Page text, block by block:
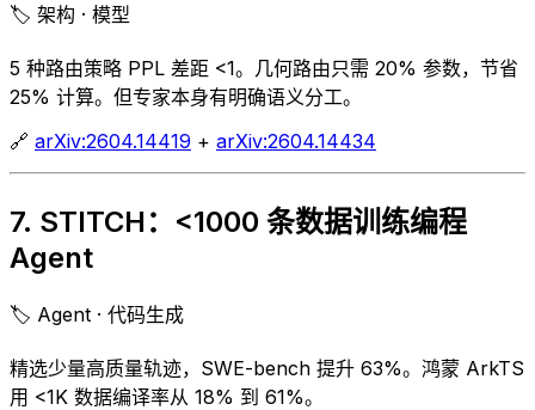
🏷️ 架构 · 模型
5 种路由策略 PPL 差距 <1。几何路由只需 20% 参数，节省
25% 计算。但专家本身有明确语义分工。
🔗 arXiv:2604.14419 + arXiv:2604.14434
7. STITCH：<1000 条数据训练编程
Agent
🏷️ Agent · 代码生成
精选少量高质量轨迹，SWE-bench 提升 63%。鸿蒙 ArkTS
用 <1K 数据编译率从 18% 到 61%。